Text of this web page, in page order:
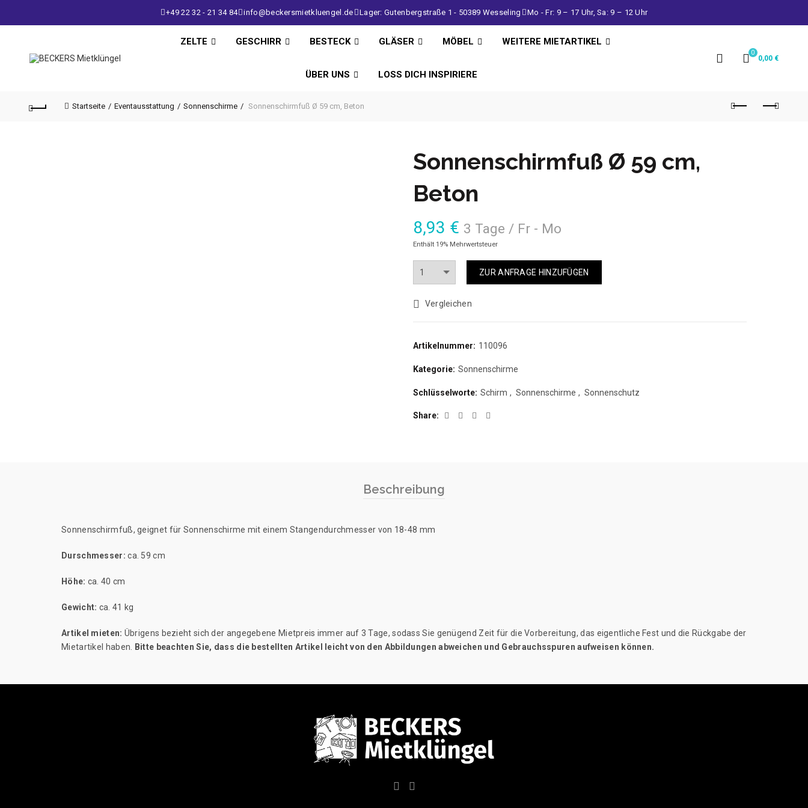
+49 22 32 - 21 34 84 info@beckersmietkluengel.de Lager: Gutenbergstraße 1 - 50389 Wesseling Mo - Fr: 9 – 17 Uhr, Sa: 9 – 12 Uhr
ZELTE GESCHIRR BESTECK GLÄSER MÖBEL WEITERE MIETARTIKEL
ÜBER UNS LOSS DICH INSPIRIERE
0
0,00 €
Startseite Eventausstattung Sonnenschirme Sonnenschirmfuß Ø 59 cm, Beton
Sonnenschirmfuß Ø 59 cm,
Beton
8,93 € 3 Tage / Fr - Mo
Enthält 19% Mehrwertsteuer
ZUR ANFRAGE HINZUFÜGEN
Vergleichen
Artikelnummer: 110096
Kategorie: Sonnenschirme
Schlüsselworte: Schirm , Sonnenschirme , Sonnenschutz
Share
Beschreibung
Sonnenschirmfuß, geignet für Sonnenschirme mit einem Stangendurchmesser von 18-48 mm
Durschmesser: ca. 59 cm
Höhe: ca. 40 cm
Gewicht: ca. 41 kg
Artikel mieten: Übrigens bezieht sich der angegebene Mietpreis immer auf 3 Tage, sodass Sie genügend Zeit für die Vorbereitung, das eigentliche Fest und die Rückgabe der
Mietartikel haben.
Bitte beachten Sie, dass die bestellten Artikel leicht von den Abbildungen abweichen und Gebrauchsspuren aufweisen können.